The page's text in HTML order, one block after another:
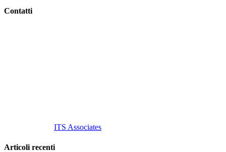
Contatti
ITS Associates
Articoli recenti